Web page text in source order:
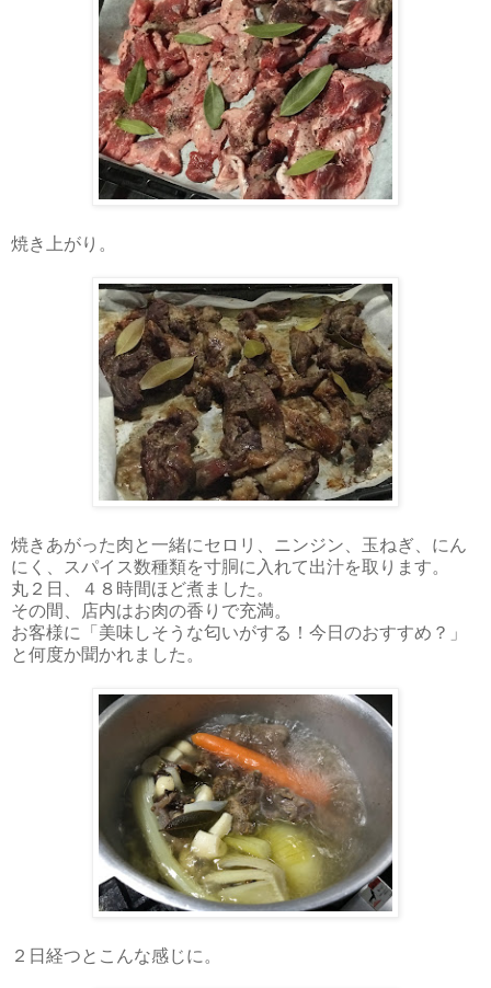
焼き上がり。
焼きあがった肉と一緒にセロリ、ニンジン、玉ねぎ、にん
にく、スパイス数種類を寸胴に入れて出汁を取ります。
丸２日、４８時間ほど煮ました。
その間、店内はお肉の香りで充満。
お客様に「美味しそうな匂いがする！今日のおすすめ？」
と何度か聞かれました。
２日経つとこんな感じに。